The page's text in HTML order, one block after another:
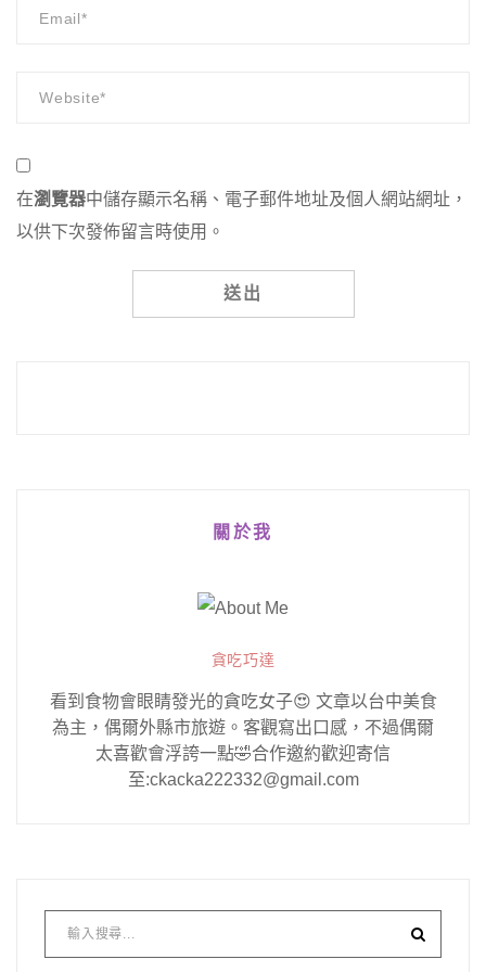
在瀏覽器中儲存顯示名稱、電子郵件地址及個人網站網址，
以供下次發佈留言時使用。
關於我
貪吃巧達
看到食物會眼睛發光的貪吃女子😍 文章以台中美食
為主，偶爾外縣市旅遊。客觀寫出口感，不過偶爾
太喜歡會浮誇一點🤣合作邀約歡迎寄信
至:ckacka222332@gmail.com